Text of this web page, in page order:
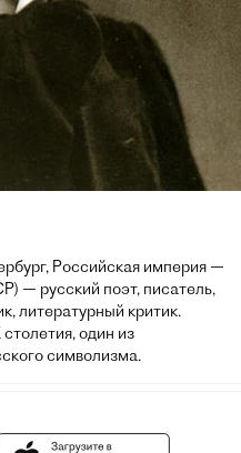
Российская империя —
— русский поэт, писатель,
литературный критик.
один из
символизма.